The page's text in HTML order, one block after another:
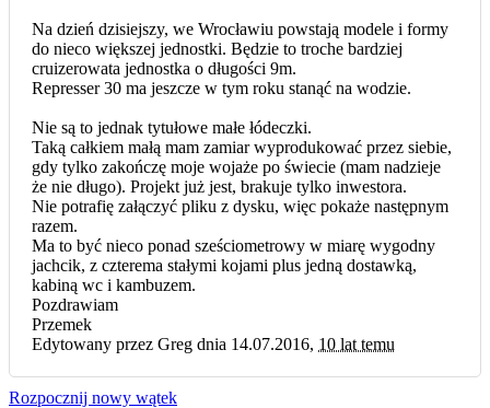
Na dzień dzisiejszy, we Wrocławiu powstają modele i formy
do nieco większej jednostki. Będzie to troche bardziej
cruizerowata jednostka o długości 9m.
Represser 30 ma jeszcze w tym roku stanąć na wodzie.
Nie są to jednak tytułowe małe łódeczki.
Taką całkiem małą mam zamiar wyprodukować przez siebie,
gdy tylko zakończę moje wojaże po świecie (mam nadzieje
że nie długo). Projekt już jest, brakuje tylko inwestora.
Nie potrafię załączyć pliku z dysku, więc pokaże następnym
razem.
Ma to być nieco ponad sześciometrowy w miarę wygodny
jachcik, z czterema stałymi kojami plus jedną dostawką,
kabiną wc i kambuzem.
Pozdrawiam
Przemek
Edytowany przez Greg dnia 14.07.2016, 10 lat temu
Rozpocznij nowy wątek